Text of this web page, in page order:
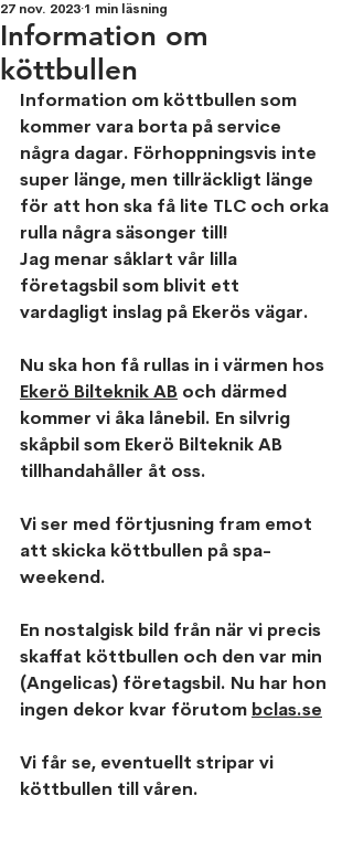
Information om
köttbullen
27 nov. 2023 1 min läsning
Information om köttbullen som
kommer vara borta på service
några dagar. Förhoppningsvis inte
super länge, men tillräckligt länge
för att hon ska få lite TLC och orka
rulla några säsonger till!
Jag menar såklart vår lilla
företagsbil som blivit ett
vardagligt inslag på Ekerös vägar.
Nu ska hon få rullas in i värmen hos
Ekerö Bilteknik AB och därmed
kommer vi åka lånebil. En silvrig
skåpbil som Ekerö Bilteknik AB
tillhandahåller åt oss.
Vi ser med förtjusning fram emot
att skicka köttbullen på spa-
weekend.
En nostalgisk bild från när vi precis
skaffat köttbullen och den var min
(Angelicas) företagsbil. Nu har hon
ingen dekor kvar förutom bclas.se
Vi får se, eventuellt stripar vi
köttbullen till våren.